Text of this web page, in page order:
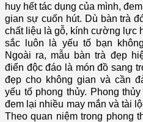
huy hết tác dụng của mình,
gian sự cuốn hút. Dù bàn trà
chất liệu là gỗ, kính cường lực
sắc luôn là yếu tố bạn
Ngoài ra, mẫu bàn trà đẹp
điển độc đáo là món đồ sang
đẹp cho không gian và cần
yếu tố phong thủy. Phong
đem lại nhiều may mắn và tài
Theo quan niệm trong phong